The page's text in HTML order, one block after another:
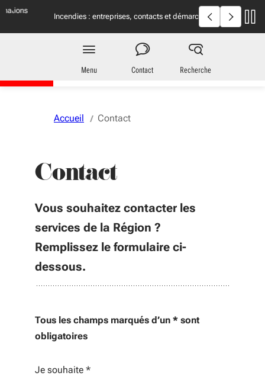
Vous naviguez en mode anonymisé,
Incendies : entreprises, contacts et démarches
Incendies en
utiles
Entreprises
en Nouvelle-Aquitaine
Menu Contact Recherche
Accueil Contact
Contact
Vous souhaitez contacter les
services de la Région ?
Remplissez le formulaire ci-
dessous.
Tous les champs marqués d’un * sont
obligatoires
Je souhaite *